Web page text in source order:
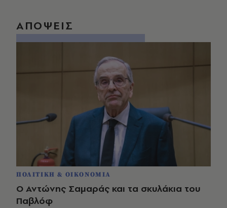
ΑΠΟΨΕΙΣ
ΠΟΛΙΤΙΚΗ & ΟΙΚΟΝΟΜΙΑ
Ο Αντώνης Σαμαράς και τα σκυλάκια του
Παβλόφ